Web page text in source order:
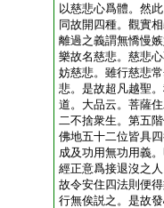
以慈悲心爲體。然
同故開四種。觀實
離過之義謂無憍慢
樂故名慈悲。慈悲
妨慈悲。雖行慈悲
悲。是故超凡越聖
道。大品云。菩薩
二不捨衆生。第五
佛地五十二位皆具
成及功用無功用義
經正意爲接退沒之
故令安住四法則便
行無俟説之。是故